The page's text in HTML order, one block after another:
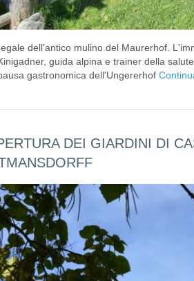
dell'antico mulino del Maurerhof.
guida alpina e trainer della
gastronomica dell'Ungererhof
DEI GIARDINI DI